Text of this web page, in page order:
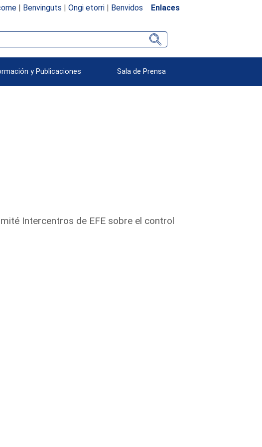
| Benvinguts | Ongi etorri| Benvidos Enlaces
y Publicaciones Sala de Prensa
Intercentros de EFE sobre el control